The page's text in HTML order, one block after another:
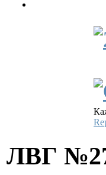
ЛВГ №27